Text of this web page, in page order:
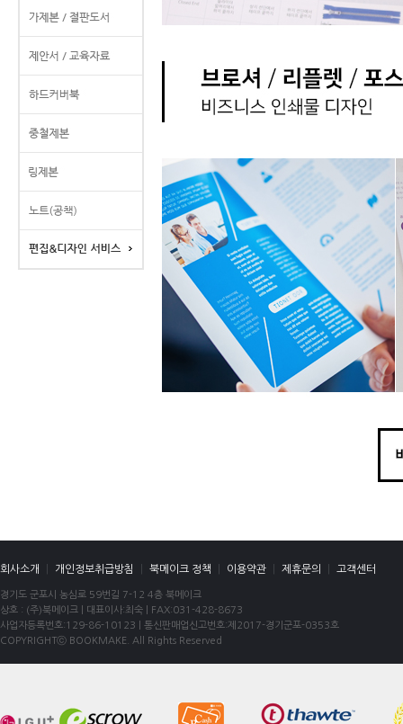
회사소개 개인정보취급방침 북메이크 정책 이용약관 제휴문의 고객센터
경기도 군포시 농심로 59번길 7-12 4층 북메이크
상호 : (주)북메이크 | 대표이사:최숙 | FAX:031-428-8673
사업자등록번호:129-86-10123 | 통신판매업신고번호:제2017-경기군포-0353호
COPYRIGHTⓒ BOOKMAKE. All Rights Reserved